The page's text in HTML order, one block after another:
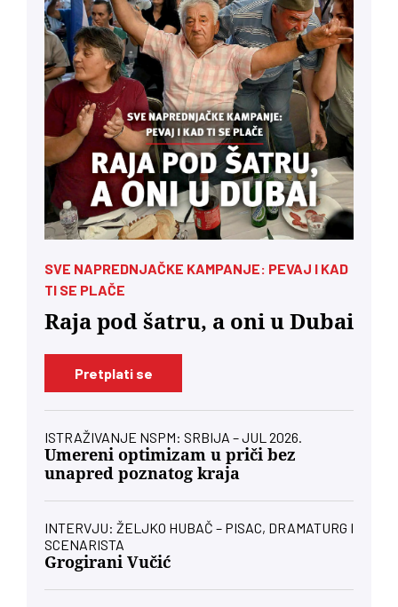
SVE NAPREDNJAČKE KAMPANJE: PEVAJ I KAD
TI SE PLAČE
Raja pod šatru, a oni u Dubai
Pretplati se
ISTRAŽIVANJE NSPM: SRBIJA – JUL 2026.
Umereni optimizam u priči bez
unapred poznatog kraja
INTERVJU: ŽELJKO HUBAČ – PISAC, DRAMATURG I
SCENARISTA
Grogirani Vučić